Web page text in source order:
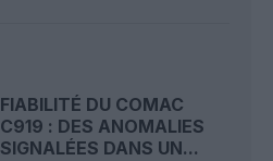
FIABILITÉ DU COMAC
C919 : DES ANOMALIES
SIGNALÉES DANS UN...